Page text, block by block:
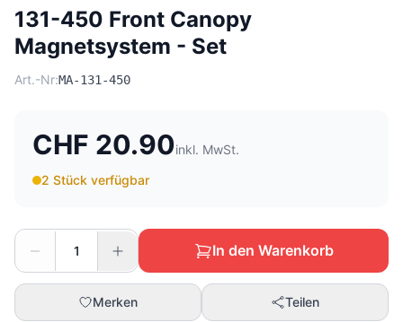
131-450 Front Canopy
Magnetsystem - Set
Art.-Nr:MA-131-450
CHF 20.90inkl. MwSt.
2 Stück verfügbar
In den Warenkorb
Merken Teilen